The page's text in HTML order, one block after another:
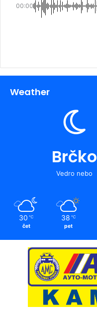
00:00
Weather
Brčko
Vedro nebo
30 ℃
čet
38 ℃
pet